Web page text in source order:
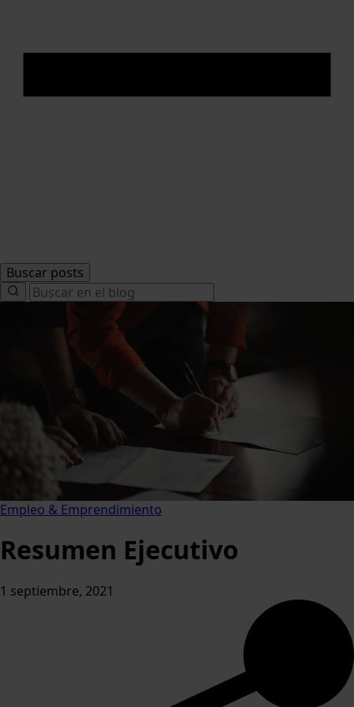
Buscar posts
Search
for:
Empleo & Emprendimiento
Resumen Ejecutivo
1 septiembre, 2021